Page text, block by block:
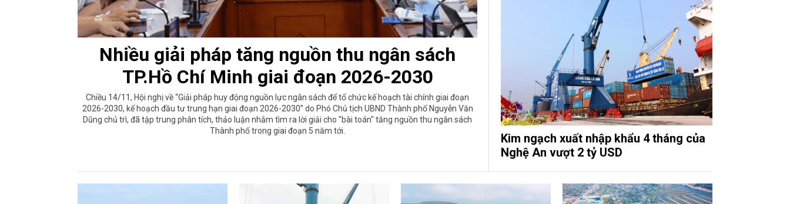
Nhiều giải pháp tăng nguồn thu ngân sách
TP.Hồ Chí Minh giai đoạn 2026-2030
Chiều 14/11, Hội nghị về “Giải pháp huy động nguồn lực ngân sách để tổ chức kế hoạch tài chính giai đoạn
2026-2030, kế hoạch đầu tư trung hạn giai đoạn 2026-2030” do Phó Chủ tịch UBND Thành phố Nguyễn Văn
Dũng chủ trì, đã tập trung phân tích, thảo luận nhằm tìm ra lời giải cho "bài toán" tăng nguồn thu ngân sách
Thành phố trong giai đoạn 5 năm tới.
Kim ngạch xuất nhập khẩu 4 tháng của
Nghệ An vượt 2 tỷ USD